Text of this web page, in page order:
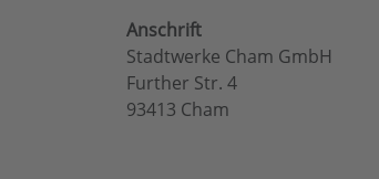
Anschrift
Stadtwerke Cham GmbH
Further Str. 4
93413 Cham